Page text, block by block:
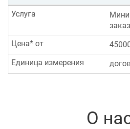
Услуга
Цена* от
Единица измерения
О